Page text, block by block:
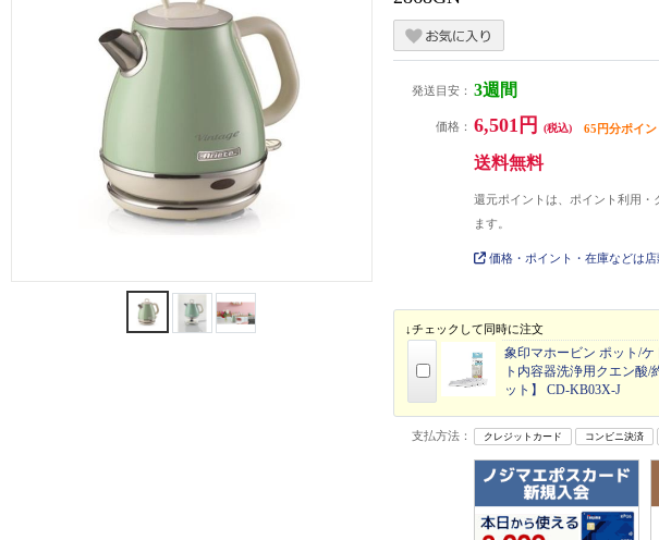
発送目安： 3週間
価格： 6,501円 (税込) 65円分ポイ
送料無料
還元ポイントは、ポイント利用
ます。
価格・ポイント・在庫などは
↓チェックして同時に注文
象印マホービン ポット/ケ
ト内容器洗浄用クエン酸/
ット】 CD-KB03X-J
支払方法： クレジットカード コンビニ決済